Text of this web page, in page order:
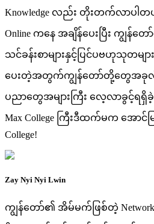
Knowledge လည်း တိုးတက်လာပါတ
Online ကနေ အချိန်ပေးပြီး ကျွန်
သင်ခန်းစာများနှင့်ပြင်ပဗဟုသုတမျ
ပေးတဲ့အတွက်ကျွန်တော်တို့တွေအခုလို
ပညာတွေအများကြီး လေ့လာခွင့်ရရှိ
Max College ကြီးဒီထက်မက အောင်မြ
College!
Zay Nyi Nyi Lwin
ကျွန်တော်၏ အိမ်မက်ဖြစ်တဲ့ Network